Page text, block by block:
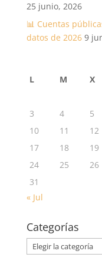
25 junio, 2026
📊 Cuentas
datos de 2026 9
L M X
3
4 5
10
11 12
17
18 19
24
25 26
31
« Jul
Categorías
Categorías